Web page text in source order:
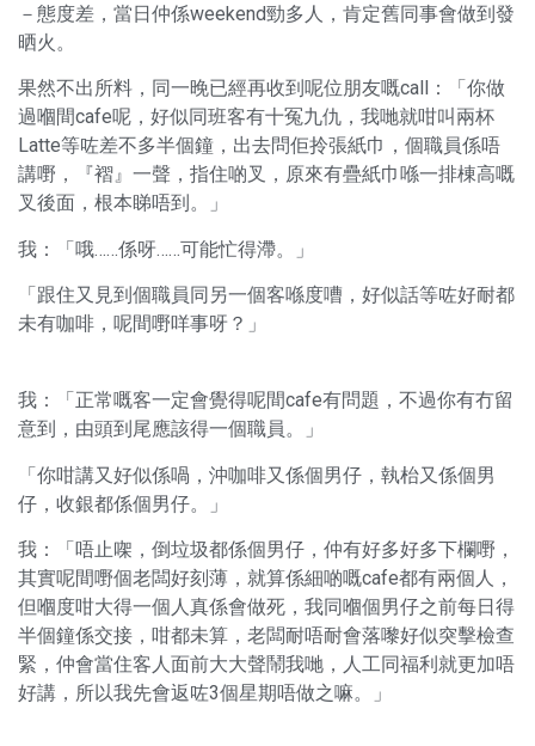
－態度差，當日仲係weekend勁多人，肯定舊同事會做到發
晒火。
果然不出所料，同一晚已經再收到呢位朋友嘅call：「你做
過嗰間cafe呢，好似同班客有十冤九仇，我哋就咁叫兩杯
Latte等咗差不多半個鐘，出去問佢拎張紙巾，個職員係唔
講嘢，『褶』一聲，指住啲叉，原來有疊紙巾喺一排棟高嘅
叉後面，根本睇唔到。」
我：「哦……係呀……可能忙得滯。」
「跟住又見到個職員同另一個客喺度嘈，好似話等咗好耐都
未有咖啡，呢間嘢咩事呀？」
我：「正常嘅客一定會覺得呢間cafe有問題，不過你有冇留
意到，由頭到尾應該得一個職員。」
「你咁講又好似係喎，沖咖啡又係個男仔，執枱又係個男
仔，收銀都係個男仔。」
我：「唔止㗎，倒垃圾都係個男仔，仲有好多好多下欄嘢，
其實呢間嘢個老闆好刻薄，就算係細啲嘅cafe都有兩個人，
但嗰度咁大得一個人真係會做死，我同嗰個男仔之前每日得
半個鐘係交接，咁都未算，老闆耐唔耐會落嚟好似突擊檢查
緊，仲會當住客人面前大大聲鬧我哋，人工同福利就更加唔
好講，所以我先會返咗3個星期唔做之嘛。」